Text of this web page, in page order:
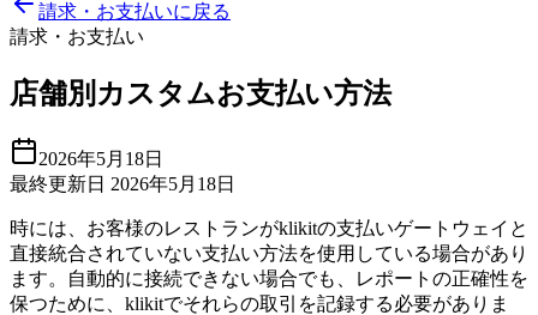
請求・お支払いに戻る
請求・お支払い
店舗別カスタムお支払い方法
2026年5月18日
最終更新日 2026年5月18日
時には、お客様のレストランがklikitの支払いゲートウェイと
直接統合されていない支払い方法を使用している場合があり
ます。自動的に接続できない場合でも、レポートの正確性を
保つために、klikitでそれらの取引を記録する必要がありま